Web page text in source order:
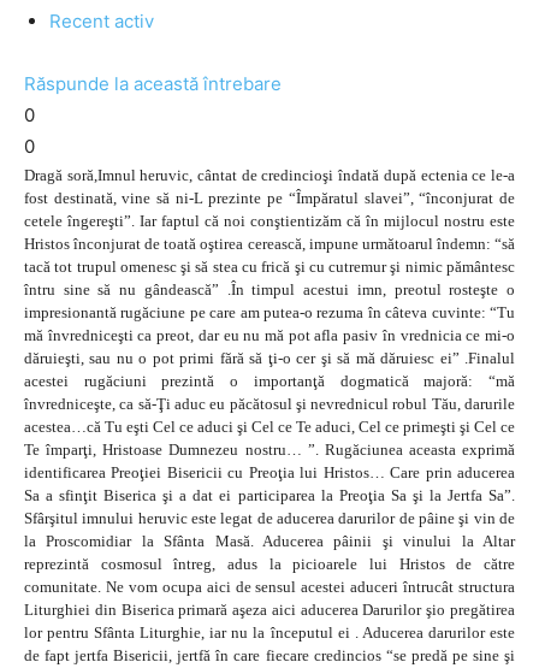
Recent activ
Răspunde la această întrebare
0
0
Dragă soră,Imnul heruvic, cântat de credincioşi îndată după ectenia ce le-a
fost destinată, vine să ni-L prezinte pe “Împăratul slavei”, “înconjurat de
cetele îngereşti”. Iar faptul că noi conştientizăm că în mijlocul nostru este
Hristos înconjurat de toată oştirea cerească, impune următoarul îndemn: “să
tacă tot trupul omenesc şi să stea cu frică şi cu cutremur şi nimic pământesc
întru sine să nu gândească” .În timpul acestui imn, preotul rosteşte o
impresionantă rugăciune pe care am putea-o rezuma în câteva cuvinte: “Tu
mă învredniceşti ca preot, dar eu nu mă pot afla pasiv în vrednicia ce mi-o
dăruieşti, sau nu o pot primi fără să ţi-o cer şi să mă dăruiesc ei” .Finalul
acestei rugăciuni prezintă o importanţă dogmatică majoră: “mă
învredniceşte, ca să-Ţi aduc eu păcătosul şi nevrednicul robul Tău, darurile
acestea…că Tu eşti Cel ce aduci şi Cel ce Te aduci, Cel ce primeşti şi Cel ce
Te împarţi, Hristoase Dumnezeu nostru… ”. Rugăciunea aceasta exprimă
identificarea Preoţiei Bisericii cu Preoţia lui Hristos… Care prin aducerea
Sa a sfinţit Biserica şi a dat ei participarea la Preoţia Sa şi la Jertfa Sa”.
Sfârşitul imnului heruvic este legat de aducerea darurilor de pâine şi vin de
la Proscomidiar la Sfânta Masă. Aducerea pâinii şi vinului la Altar
reprezintă cosmosul întreg, adus la picioarele lui Hristos de către
comunitate. Ne vom ocupa aici de sensul acestei aduceri întrucât structura
Liturghiei din Biserica primară aşeza aici aducerea Darurilor şio pregătirea
lor pentru Sfânta Liturghie, iar nu la începutul ei . Aducerea darurilor este
de fapt jertfa Bisericii, jertfă în care fiecare credincios “se predă pe sine şi